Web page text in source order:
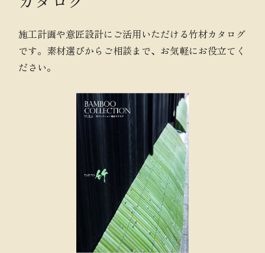
施工計画や意匠設計にご活用いただける竹材カタログ
です。素材選びからご相談まで、お気軽にお役立てく
ださい。